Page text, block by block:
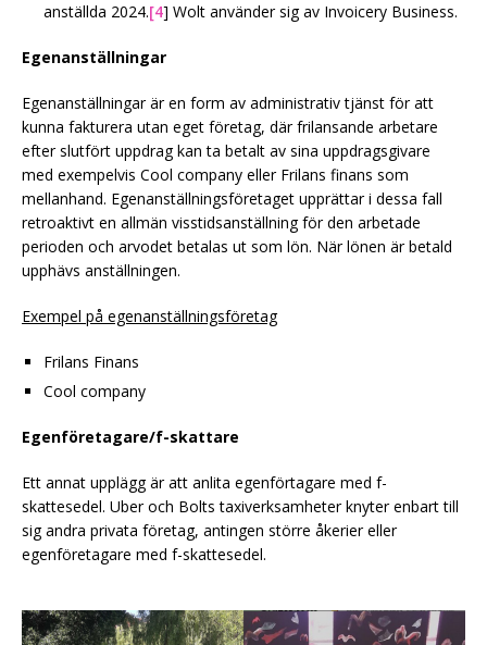
anställda 2024.[4] Wolt använder sig av Invoicery Business.
Egenanställningar
Egenanställningar är en form av administrativ tjänst för att
kunna fakturera utan eget företag, där frilansande arbetare
efter slutfört uppdrag kan ta betalt av sina uppdragsgivare
med exempelvis Cool company eller Frilans finans som
mellanhand. Egenanställningsföretaget upprättar i dessa fall
retroaktivt en allmän visstidsanställning för den arbetade
perioden och arvodet betalas ut som lön. När lönen är betald
upphävs anställningen.
Exempel på egenanställningsföretag
Frilans Finans
Cool company
Egenföretagare/f-skattare
Ett annat upplägg är att anlita egenförtagare med f-
skattesedel. Uber och Bolts taxiverksamheter knyter enbart till
sig andra privata företag, antingen större åkerier eller
egenföretagare med f-skattesedel.